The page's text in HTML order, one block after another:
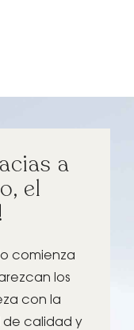
a
el
comienza
los
con la
de calidad y